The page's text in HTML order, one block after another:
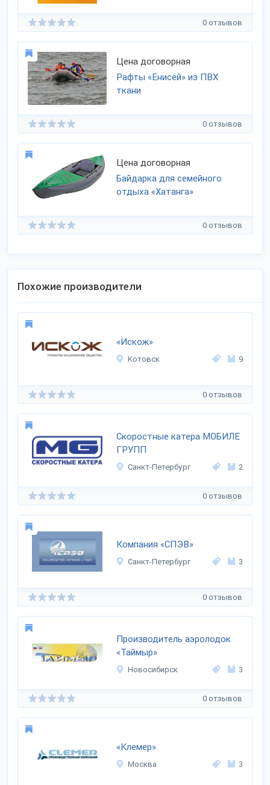
0 отзывов
Цена договорная
Рафты «Енисей» из ПВХ
ткани
0 отзывов
Цена договорная
Байдарка для семейного
отдыха «Хатанга»
0 отзывов
Похожие производители
«Искож»
Котовск 9
0 отзывов
Скоростные катера МОБИЛЕ
ГРУПП
Санкт-Петербург 2
0 отзывов
Компания «СПЭВ»
Санкт-Петербург 3
0 отзывов
Производитель аэролодок
«Таймыр»
Новосибирск 3
0 отзывов
«Клемер»
Москва 3